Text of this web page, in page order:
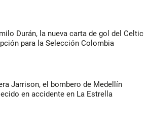
Durán, la nueva carta de gol del Celtic
para la Selección Colombia
Jarrison, el bombero de Medellín
en accidente en La Estrella